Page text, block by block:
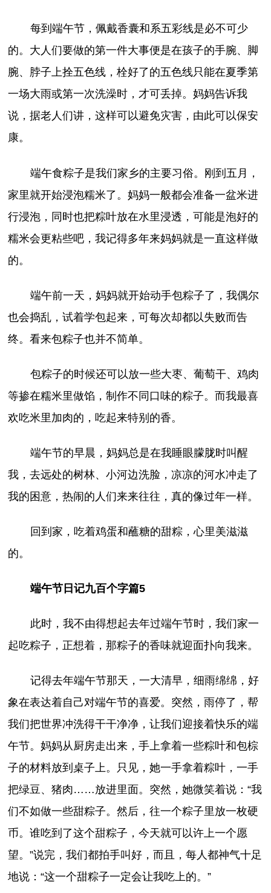
每到端午节，佩戴香囊和系五彩线是必不可少
的。大人们要做的第一件大事便是在孩子的手腕、脚
腕、脖子上拴五色线，栓好了的五色线只能在夏季第
一场大雨或第一次洗澡时，才可丢掉。妈妈告诉我
说，据老人们讲，这样可以避免灾害，由此可以保安
康。
端午食粽子是我们家乡的主要习俗。刚到五月，
家里就开始浸泡糯米了。妈妈一般都会准备一盆米进
行浸泡，同时也把粽叶放在水里浸透，可能是泡好的
糯米会更粘些吧，我记得多年来妈妈就是一直这样做
的。
端午前一天，妈妈就开始动手包粽子了，我偶尔
也会捣乱，试着学包起来，可每次却都以失败而告
终。看来包粽子也并不简单。
包粽子的时候还可以放一些大枣、葡萄干、鸡肉
等掺在糯米里做馅，制作不同口味的粽子。而我最喜
欢吃米里加肉的，吃起来特别的香。
端午节的早晨，妈妈总是在我睡眼朦胧时叫醒
我，去远处的树林、小河边洗脸，凉凉的河水冲走了
我的困意，热闹的人们来来往往，真的像过年一样。
回到家，吃着鸡蛋和蘸糖的甜粽，心里美滋滋
的。
端午节日记九百个字篇5
此时，我不由得想起去年过端午节时，我们家一
起吃粽子，正想着，那粽子的香味就迎面扑向我来。
记得去年端午节那天，一大清早，细雨绵绵，好
象在表达着自己对端午节的喜爱。突然，雨停了，帮
我们把世界冲洗得干干净净，让我们迎接着快乐的端
午节。妈妈从厨房走出来，手上拿着一些粽叶和包棕
子的材料放到桌子上。只见，她一手拿着粽叶，一手
把绿豆、猪肉……放进里面。突然，她微笑着说：“我
们不如做一些甜粽子。然后，往一个粽子里放一枚硬
币。谁吃到了这个甜粽子，今天就可以许上一个愿
望。”说完，我们都拍手叫好，而且，每人都神气十足
地说：“这一个甜粽子一定会让我吃上的。”